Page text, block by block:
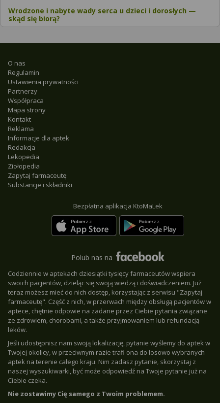
Wrodzone i nabyte wady serca u dzieci i dorosłych —
skąd się biorą?
O nas
Regulamin
Ustawienia prywatności
Partnerzy
Współpraca
Mapa strony
Kontakt
Reklama
Informacje dla aptek
Redakcja
Lekopedia
Ziołopedia
Zapytaj farmaceutę
Substancje i składniki
Bezpłatna aplikacja KtoMaLek
Polub nas na
Codziennie w aptekach dziesiątki tysięcy farmaceutów wspiera
swoich pacjentów, dzieląc się swoją wiedzą i doświadczeniem. Już
teraz możesz mieć do nich dostęp, korzystając z serwisu "Zapytaj
farmaceutę". Część z nich, w przerwach między obsługą pacjentów w
aptece, chętnie odpowie na zadane przez Ciebie pytania związane
ze zdrowiem, chorobami, a także przyjmowaniem lub refundacją
leków.
Jeśli udostępnisz nam swoją lokalizację, pytanie wyślemy do aptek w
Twojej okolicy, w przeciwnym razie trafi ona do losowo wybranych
aptek na terenie całego kraju. Nim zadasz pytanie, skorzystaj z
naszej wyszukiwarki, być może odpowiedź na Twoje pytanie już na
Ciebie czeka.
Nie zostawimy Cię samego z Twoim problemem.